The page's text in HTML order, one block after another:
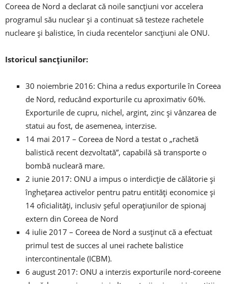
Coreea de Nord a declarat că noile sancțiuni vor accelera
programul său nuclear și a continuat să testeze rachetele
nucleare și balistice, în ciuda recentelor sancțiuni ale ONU.
Istoricul sancțiunilor:
30 noiembrie 2016: China a redus exporturile în Coreea
de Nord, reducând exporturile cu aproximativ 60%.
Exporturile de cupru, nichel, argint, zinc și vânzarea de
statui au fost, de asemenea, interzise.
14 mai 2017 – Coreea de Nord a testat o „rachetă
balistică recent dezvoltată”, capabilă să transporte o
bombă nucleară mare.
2 iunie 2017: ONU a impus o interdicție de călătorie și
înghețarea activelor pentru patru entități economice și
14 oficialități, inclusiv șeful operațiunilor de spionaj
extern din Coreea de Nord
4 iulie 2017 – Coreea de Nord a susținut că a efectuat
primul test de succes al unei rachete balistice
intercontinentale (ICBM).
6 august 2017: ONU a interzis exporturile nord-coreene